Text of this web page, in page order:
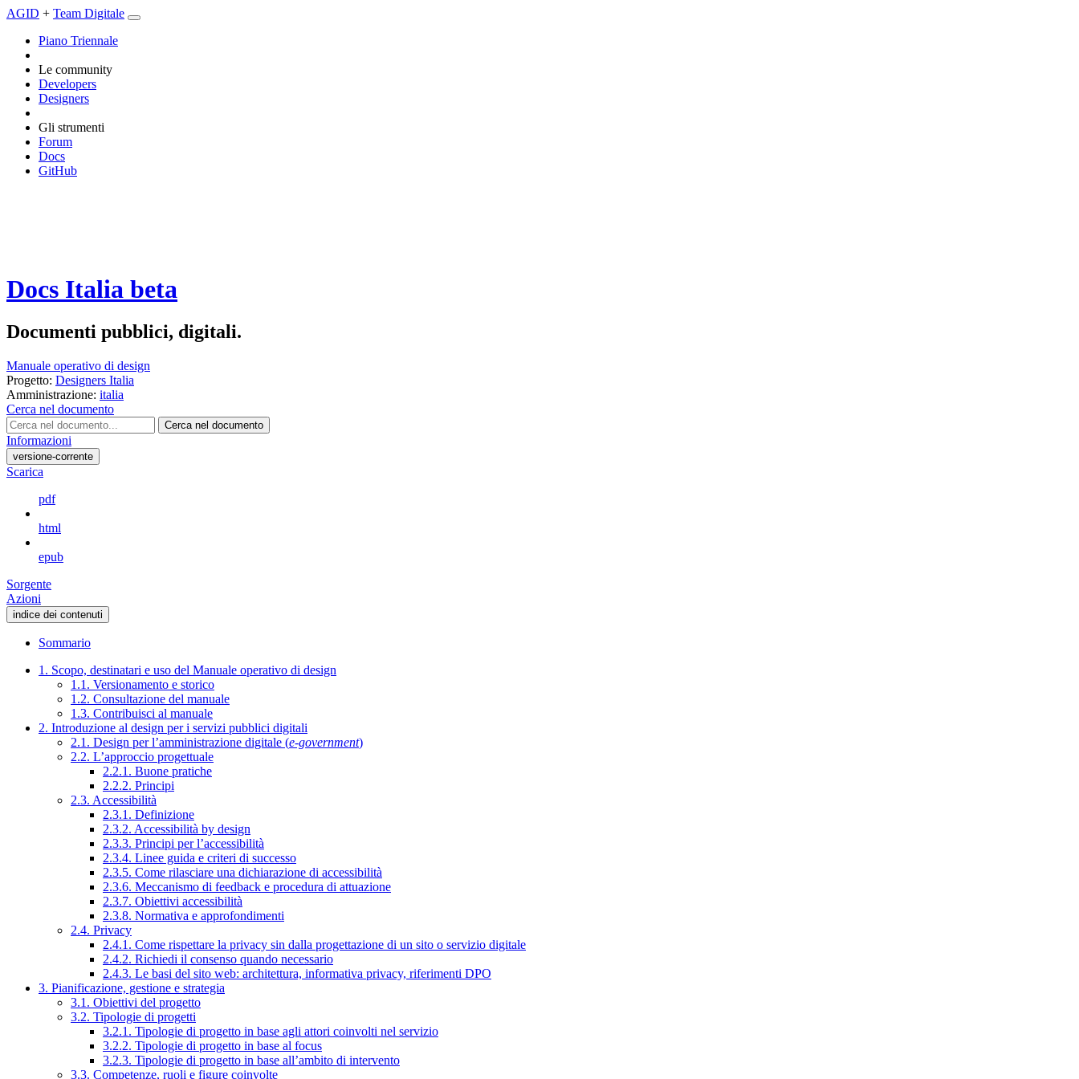
AGID + Team Digitale
Piano Triennale
Le community
Developers
Designers
Gli strumenti
Forum
Docs
GitHub
Docs Italia beta
Documenti pubblici, digitali.
Manuale operativo di design
Progetto: Designers Italia
Amministrazione: italia
Cerca nel documento
Cerca nel documento
Informazioni
versione-corrente
Scarica
pdf
html
epub
Sorgente
Azioni
indice dei contenuti
Sommario
1. Scopo, destinatari e uso del Manuale operativo di design
1.1. Versionamento e storico
1.2. Consultazione del manuale
1.3. Contribuisci al manuale
2. Introduzione al design per i servizi pubblici digitali
2.1. Design per l’amministrazione digitale (e-government)
2.2. L’approccio progettuale
2.2.1. Buone pratiche
2.2.2. Principi
2.3. Accessibilità
2.3.1. Definizione
2.3.2. Accessibilità by design
2.3.3. Principi per l’accessibilità
2.3.4. Linee guida e criteri di successo
2.3.5. Come rilasciare una dichiarazione di accessibilità
2.3.6. Meccanismo di feedback e procedura di attuazione
2.3.7. Obiettivi accessibilità
2.3.8. Normativa e approfondimenti
2.4. Privacy
2.4.1. Come rispettare la privacy sin dalla progettazione di un sito o servizio digitale
2.4.2. Richiedi il consenso quando necessario
2.4.3. Le basi del sito web: architettura, informativa privacy, riferimenti DPO
3. Pianificazione, gestione e strategia
3.1. Obiettivi del progetto
3.2. Tipologie di progetti
3.2.1. Tipologie di progetto in base agli attori coinvolti nel servizio
3.2.2. Tipologie di progetto in base al focus
3.2.3. Tipologie di progetto in base all’ambito di intervento
3.3. Competenze, ruoli e figure coinvolte